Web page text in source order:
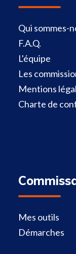
Qui sommes-
F.A.Q.
L'équipe
Les
Mentions
Charte de
Mes outils
Démarches